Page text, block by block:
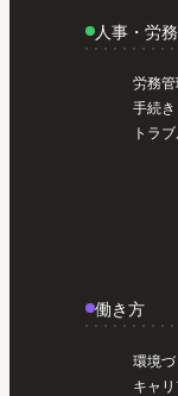
人事・労務
労務管
手続き
トラ
働き方
環境づ
キャ